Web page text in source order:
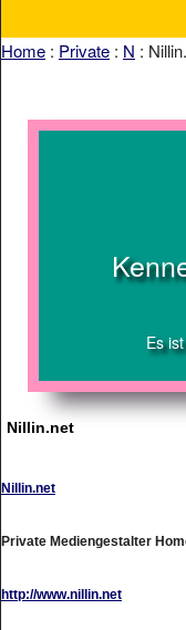
Home : Private : N :
Es
Nillin.net
Nillin.net
Private Mediengestalter
http://www.nillin.net